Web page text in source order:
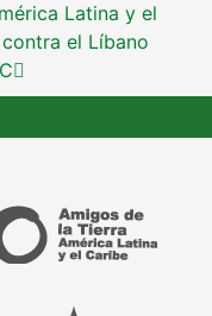
Latina y el
el Líbano